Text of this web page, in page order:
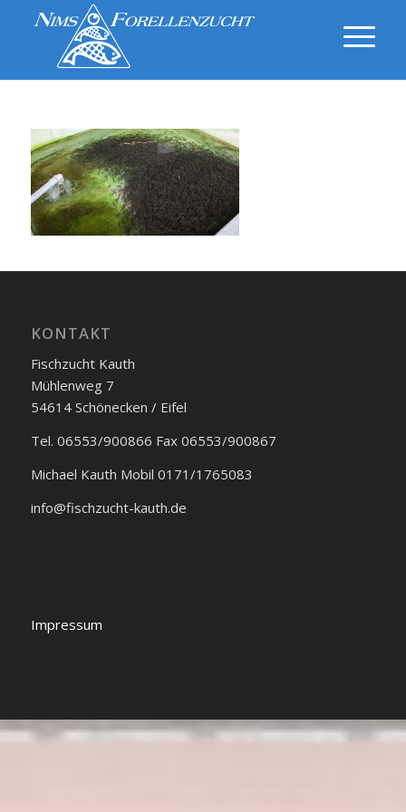
KONTAKT
Fischzucht Kauth
Mühlenweg 7
54614 Schönecken / Eifel
Tel. 06553/900866 Fax 06553/900867
Michael Kauth Mobil 0171/1765083
info@fischzucht-kauth.de
Impressum